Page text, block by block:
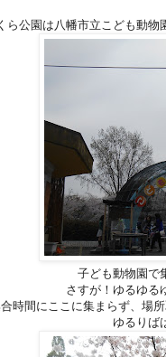
ら公園は八幡市立こども動物
子ども動物園で
さすが！ゆるゆる
時間にここに集まらず、場
ゆるりば